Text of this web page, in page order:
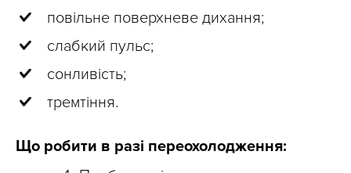
повільне поверхневе дихання;
слабкий пульс;
сонливість;
тремтіння.
Що робити в разі переохолодження: